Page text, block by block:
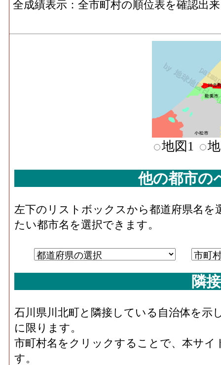
全成績表示：全市町村の順位表を確認出
地図1
他の都市の
左下のリストボックスから都道府県名
たい都市名を選択できます。
隣
石川県川北町と隣接している自治体を示
に限ります。
市町村名をクリックすることで、本サ
す。